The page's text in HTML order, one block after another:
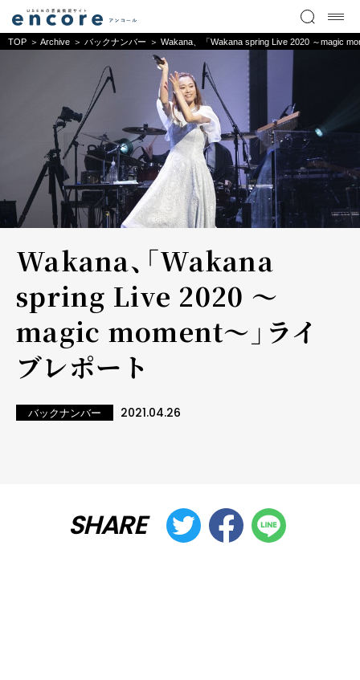
TOP Archive バックナンバー Wakana、「Wakana spring Live 2020 ～magic
Wakana、「Wakana
spring Live 2020 ～
magic moment～」ライ
ブレポート
バックナンバー 2021.04.26
SHARE